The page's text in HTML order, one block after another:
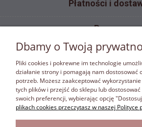
Płatności i
Pomoc
Informacje
ZAKAZ KOPIOWANIA
Materiały umieszczone w sklepie internetowym
ustawy z dnia 4 lutego 1994 r. o prawie autorskim i
autorskich praw majątkowych jest firma Bona Fora.
zastrzega w rozumieniu art. 25 ust.1 pkt.1 ustawy z dnia 4
Dbamy o Twoją
Pliki cookies i pokrewne im technologie
działanie strony i pomagają nam dostosować
potrzeb. Możesz zaakceptować
tych plików i przejść do sklepu lub
swoich preferencji, wybierając opcję
plikach cookies przeczytasz w naszej Polityce